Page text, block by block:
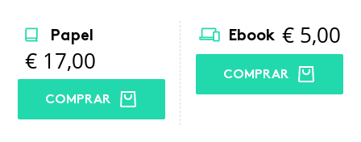
Papel
€ 17,00
COMPRAR
Ebook € 5,00
COMPRAR